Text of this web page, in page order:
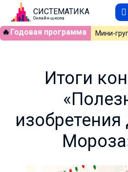
СИСТЕМАТИКА
Онлайн-школа
🔥 Годовая программа Мини-
Итоги